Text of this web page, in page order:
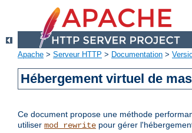
Apache > Serveur HTTP > Documentation >
Hébergement virtuel de
Ce document propose une méthode
utiliser mod_rewrite pour gérer